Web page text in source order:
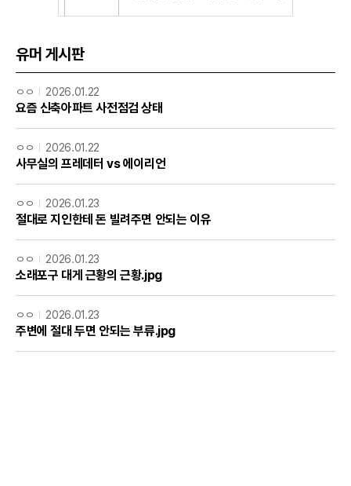
유머 게시판
ㅇㅇ 2026.01.22
요즘 신축아파트 사전점검 상태
ㅇㅇ 2026.01.22
사무실의 프레데터 vs 에이리언
ㅇㅇ 2026.01.23
절대로 지인한테 돈 빌려주면 안되는 이유
ㅇㅇ 2026.01.23
소래포구 대게 근황의 근황.jpg
ㅇㅇ 2026.01.23
주변에 절대 두면 안되는 부류.jpg